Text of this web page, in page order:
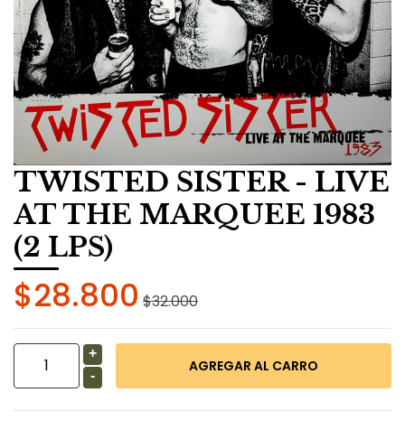
TWISTED SISTER - LIVE
AT THE MARQUEE 1983
(2 LPS)
$28.800 $32.000
+
-